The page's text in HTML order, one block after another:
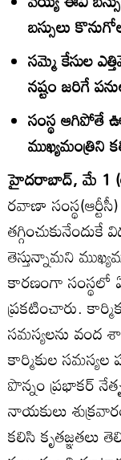
బస్సులు
సమ్మె కేసుల
నష్టం జరిగే
సంస్థ ఆగిపోతే
ముఖ్యమంత్రిని
హైదరాబాద్‌, మే 1
రవాణా
తెస్తున్నామని
కారణంగా సంస్థలో
ప్రకటించారు.
సమస్యలను వంద
కార్మికుల
పొన్నం ప్రభాకర్‌
నాయకులు
కలిసి